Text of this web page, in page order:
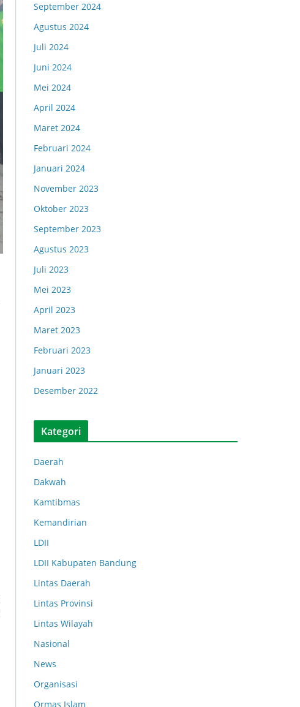
September 2024
Agustus 2024
Juli 2024
Juni 2024
Mei 2024
April 2024
Maret 2024
Februari 2024
Januari 2024
November 2023
Oktober 2023
September 2023
Agustus 2023
Juli 2023
Mei 2023
April 2023
Maret 2023
Februari 2023
Januari 2023
Desember 2022
Kategori
Daerah
Dakwah
Kamtibmas
Kemandirian
LDII
LDII Kabupaten Bandung
Lintas Daerah
Lintas Provinsi
Lintas Wilayah
Nasional
News
Organisasi
Ormas Islam